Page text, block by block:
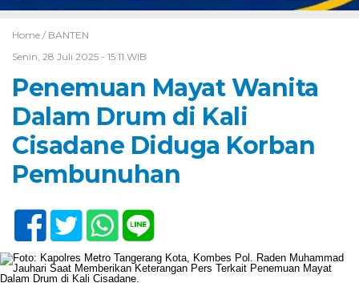
Home / BANTEN
Senin, 28 Juli 2025 - 15:11 WIB
Penemuan Mayat Wanita
Dalam Drum di Kali
Cisadane Diduga Korban
Pembunuhan